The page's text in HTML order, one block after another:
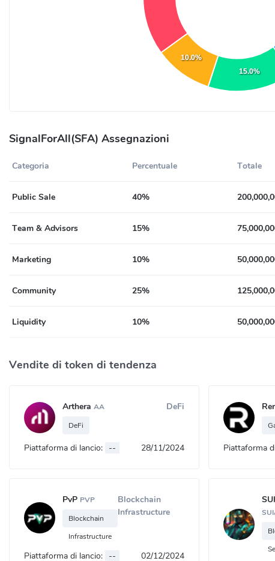
15.0%
10.0%
SignalForAll(SFA) Assegnazioni
Categoria Percentuale Totale
Public Sale 40%
Team & Advisors 15%
Marketing 10%
Community 25%
Liquidity 10%
Vendite di token di tendenza
Arthera AA
DeFi
DeFi
Piattaforma di lancio: -- 28/11/2024 Piattaforma
PvP PVP
Blockchain
Infrastructure
Blockchain
Infrastructure
Piattaforma di lancio: -- 02/12/2024